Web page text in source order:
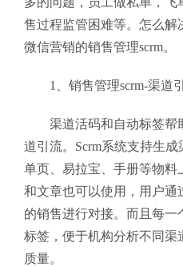
售过程监管困难等。怎么解
微信营销的销售管理scrm。
1、销售管理scrm-渠道
渠道活码和自动标签帮
道引流。Scrm系统支持生
单页、易拉宝、手册等物料
和文章也可以使用，用户通
的销售进行对接。而且每
标签，便于机构分析不同渠
质量。